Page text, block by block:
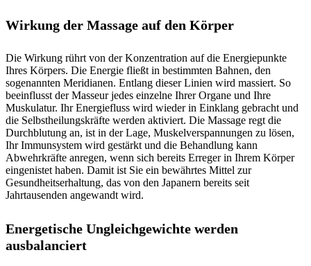
Wirkung der Massage auf den Körper
Die Wirkung rührt von der Konzentration auf die Energiepunkte
Ihres Körpers. Die Energie fließt in bestimmten Bahnen, den
sogenannten Meridianen. Entlang dieser Linien wird massiert. So
beeinflusst der Masseur jedes einzelne Ihrer Organe und Ihre
Muskulatur. Ihr Energiefluss wird wieder in Einklang gebracht und
die Selbstheilungskräfte werden aktiviert. Die Massage regt die
Durchblutung an, ist in der Lage, Muskelverspannungen zu lösen,
Ihr Immunsystem wird gestärkt und die Behandlung kann
Abwehrkräfte anregen, wenn sich bereits Erreger in Ihrem Körper
eingenistet haben. Damit ist Sie ein bewährtes Mittel zur
Gesundheitserhaltung, das von den Japanern bereits seit
Jahrtausenden angewandt wird.
Energetische Ungleichgewichte werden
ausbalanciert